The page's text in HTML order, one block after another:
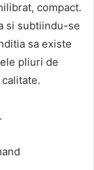
compact.
si subtiindu-se
sa existe
pliuri de